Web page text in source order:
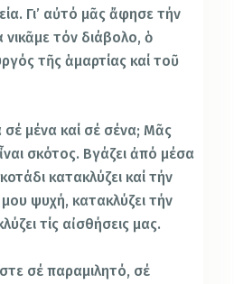
Γι’ αὐτό μᾶς ἄφησε τήν
νικᾶμε τόν διάβολο, ὁ
τῆς ἁμαρτίας καί τοῦ
σέ μένα καί σέ σένα; Μᾶς
σκότος. Βγάζει ἀπό μέσα
κατακλύζει καί τήν
μου ψυχή, κατακλύζει τήν
τίς αἰσθήσεις μας.
σέ παραμιλητό, σέ